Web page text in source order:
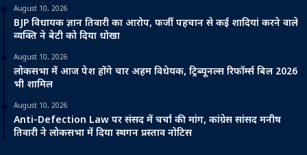
August 10, 2026
BJP विधायक ज्ञान तिवारी का आरोप, फर्जी पहचान से कई शादियां करने वाले
व्यक्ति ने बेटी को दिया धोखा
August 10, 2026
लोकसभा में आज पेश होंगे चार अहम विधेयक, ट्रिब्यूनल्स रिफॉर्म्स बिल 2026
भी शामिल
August 10, 2026
Anti-Defection Law पर संसद में चर्चा की मांग, कांग्रेस सांसद मनीष
तिवारी ने लोकसभा में दिया स्थगन प्रस्ताव नोटिस